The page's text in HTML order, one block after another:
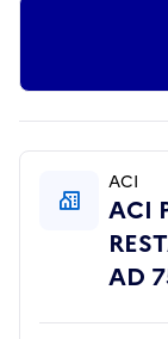
Actions
ACI
ACI
AD